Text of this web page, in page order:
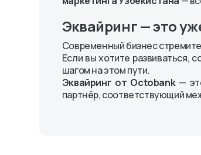
Эквайринг — это
Современный бизнес
Если вы хотите развиваться,
шагом на этом пути.
Эквайринг от Octobank—
партнёр, соответствующий